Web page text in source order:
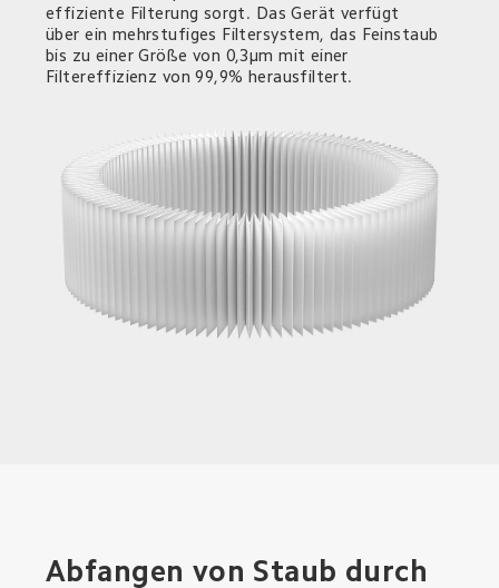
effiziente Filterung sorgt. Das Gerät verfügt
über ein mehrstufiges Filtersystem, das Feinstaub
bis zu einer Größe von 0,3μm mit einer
Filtereffizienz von 99,9% herausfiltert.
Abfangen von Staub durch